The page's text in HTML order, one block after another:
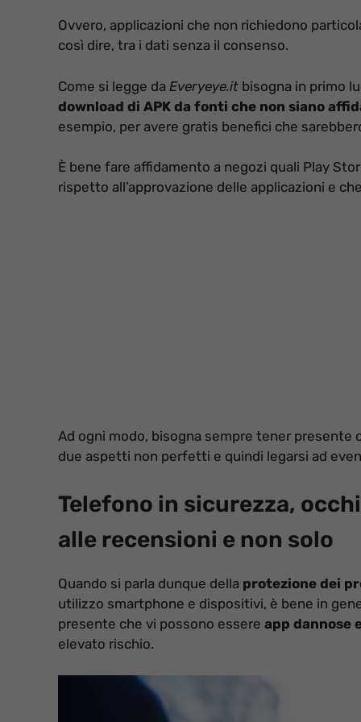
Ovvero, applicazioni che non richiedono
così dire, tra i dati senza il consenso.
Come si legge da Everyeye.it bisogna in primo
download di APK da fonti che non siano
esempio, per avere gratis benefici che
È bene fare affidamento a negozi quali Play
rispetto all’approvazione delle applicazioni e
Ad ogni modo, bisogna sempre tener presente
due aspetti non perfetti e quindi legarsi ad
Telefono in sicurezza,
alle recensioni e non solo
Quando si parla dunque della protezione dei
utilizzo smartphone e dispositivi, è bene in
presente che vi possono essere app dannose
elevato rischio.